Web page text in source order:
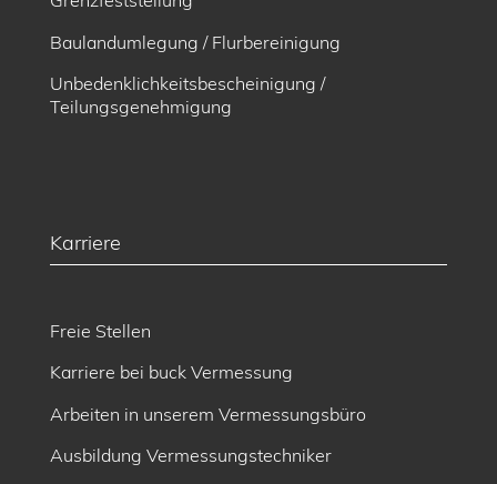
Baulandumlegung / Flurbereinigung
Unbedenklichkeitsbescheinigung /
Teilungsgenehmigung
Karriere
Freie Stellen
Karriere bei buck Vermessung
Arbeiten in unserem Vermessungsbüro
Ausbildung Vermessungstechniker